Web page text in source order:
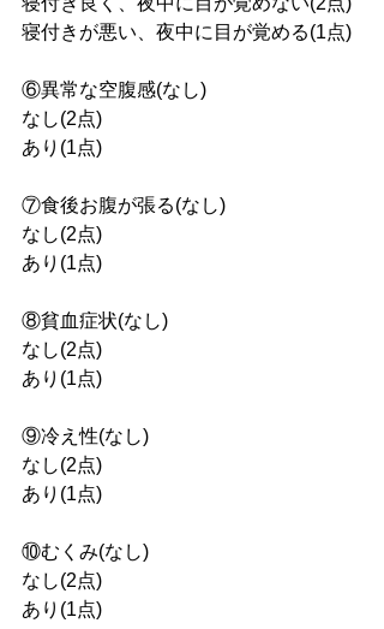
寝付きが悪い、夜中に目が覚める(1点)
⑥異常な空腹感(なし)
なし(2点)
あり(1点)
⑦食後お腹が張る(なし)
なし(2点)
あり(1点)
⑧貧血症状(なし)
なし(2点)
あり(1点)
⑨冷え性(なし)
なし(2点)
あり(1点)
⑩むくみ(なし)
なし(2点)
あり(1点)